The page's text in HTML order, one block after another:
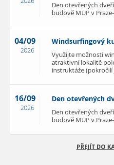
Den otevřených
budově MUP v
04/09
2026
Windsurfingový
Využijte možnosti
atraktivní lokalitě
instruktáže (pokročilí
16/09
2026
Den otevřených
Den otevřených
budově MUP v
PŘEJÍT DO